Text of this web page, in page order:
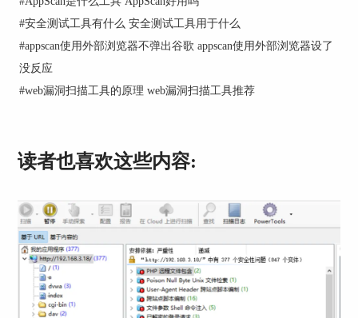
（1）web应用程序位置
图2：扫描模块
AppScan的扫描包括web应用程序、web API、增
量、完全配置。常用的是web应用程序和完全配
置。下面我们来看web应用程序和完全配置，两种
扫描配置。
#安全测试工具有什么 安全测试工具用于什么
#appscan使用外部浏览器不弹出谷歌 appscan使用外部浏览器设了
没反应
#web漏洞扫描工具的原理 web漏洞扫描工具推荐
读者也喜欢这些内容: